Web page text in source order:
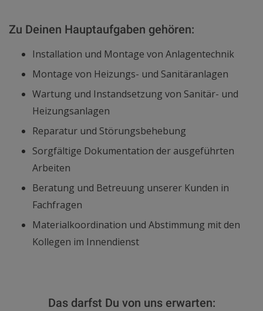
Zu Deinen Hauptaufgaben gehören:
Installation und Montage von Anlagentechnik
Montage von Heizungs- und Sanitäranlagen
Wartung und Instandsetzung von Sanitär- und
Heizungsanlagen
Reparatur und Störungsbehebung
Sorgfältige Dokumentation der ausgeführten
Arbeiten
Beratung und Betreuung unserer Kunden in
Fachfragen
Materialkoordination und Abstimmung mit den
Kollegen im Innendienst
Das darfst Du von uns erwarten: